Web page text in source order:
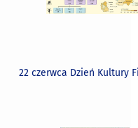
22 czerwca Dzień Kultury